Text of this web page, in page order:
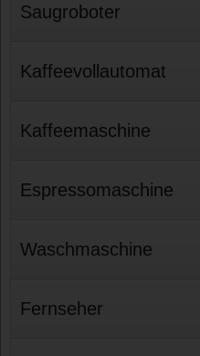
Saugroboter
Kaffeevollautomat
Kaffeemaschine
Espressomaschine
Waschmaschine
Fernseher